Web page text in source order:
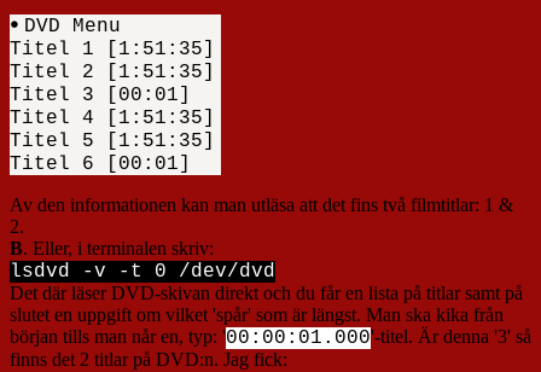
ꔷ DVD Menu
Titel 1 [1:51:35]
Titel 2 [1:51:35]
Titel 3 [00:01]
Titel 4 [1:51:35]
Titel 5 [1:51:35]
Titel 6 [00:01]
Av den informationen kan man utläsa att det fins två filmtitlar: 1 &
2.
B. Eller, i terminalen skriv:
lsdvd -v -t 0 /dev/dvd
Det där läser DVD-skivan direkt och du får en lista på titlar samt på
slutet en uppgift om vilket 'spår' som är längst. Man ska kika från
början tills man når en, typ: '00:00:01.000'-titel. Är denna '3' så
finns det 2 titlar på DVD:n. Jag fick: